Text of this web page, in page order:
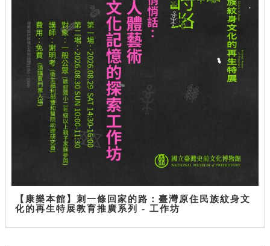
【康樂本館】刺一條回家的路：臺灣原住民族紋身文
化的再生特展教育推廣系列 - 工作坊